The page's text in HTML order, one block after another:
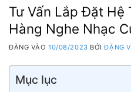
Tư Vấn Lắp Đặt Hệ
Hàng Nghe Nhạc
ĐĂNG VÀO10/08/2023 BỞIĐẶNG
Mục lục